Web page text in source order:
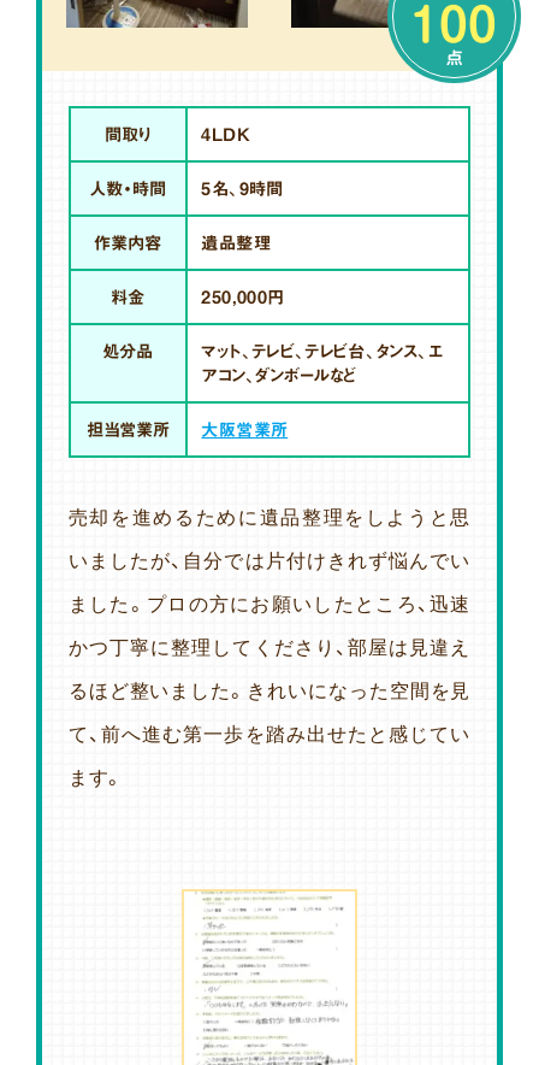
100
点
間取り 4LDK
人数・時間 5名、9時間
作業内容 遺品整理
料金 250,000円
処分品
マット、テレビ、テレビ台、タンス、エ
アコン、ダンボールなど
担当営業所 大阪営業所
売却を進めるために遺品整理をしようと思
いましたが、自分では片付けきれず悩んでい
ました。プロの方にお願いしたところ、迅速
かつ丁寧に整理してくださり、部屋は見違え
るほど整いました。きれいになった空間を見
て、前へ進む第一歩を踏み出せたと感じてい
ます。